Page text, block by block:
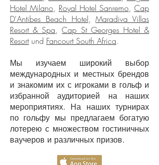
Hotel Milano, Royal Hotel Sanremo, Cap
D'Antibes Beach Hotel,Maradiva Villas
Resort & Spa,Cap St Georges Hotel &
Resort und Fancourt South Africa.
Мы изучаем широкий выбор
международных и местных брендов
и знакомим их с игроками в гольф и
избранной аудиторией на наших
мероприятиях. На наших турнирах
по гольфу мы предлагаем богатую
лотерею с множеством гостиничных
ваучеров и различных призов.